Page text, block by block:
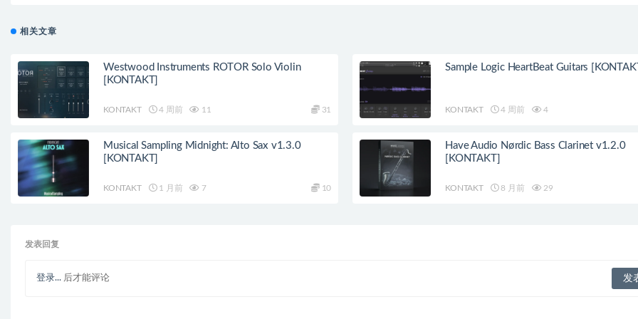
相关文章
Westwood Instruments ROTOR Solo Violin
[KONTAKT]
KONTAKT 4 周前 11 31
Sample Logic HeartBeat Guitars
KONTAKT 4 周前 4
Musical Sampling Midnight: Alto Sax v1.3.0
[KONTAKT]
KONTAKT 1 月前 7 10
Have Audio Nørdic Bass Clarinet v1.2.0
[KONTAKT]
KONTAKT 8 月前 29
发表回复
登录... 后才能评论